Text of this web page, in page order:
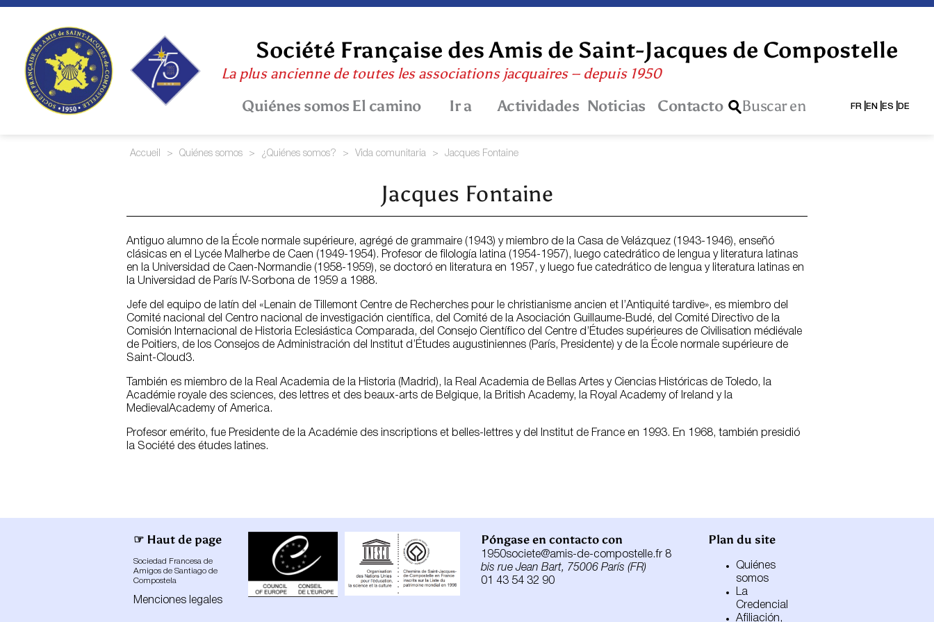
Skip
Société Française des Amis de Saint-Jacques de Compostelle
La plus ancienne de toutes les associations jacquaires – depuis 1950
Quiénes somos El camino Ir a Actividades Noticias Contacto Buscar en FR EN ES DE
Accueil > Quiénes somos > ¿Quiénes somos? > Vida comunitaria > Jacques Fontaine
Jacques Fontaine
Antiguo alumno de la École normale supérieure, agrégé de grammaire (1943) y miembro de la Casa de Velázquez (1943-1946), enseñó
clásicas en el Lycée Malherbe de Caen (1949-1954). Profesor de filología latina (1954-1957), luego catedrático de lengua y literatura latinas
en la Universidad de Caen-Normandie (1958-1959), se doctoró en literatura en 1957, y luego fue catedrático de lengua y literatura latinas en
la Universidad de París IV-Sorbona de 1959 a 1988.
Jefe del equipo de latín del «Lenain de Tillemont Centre de Recherches pour le christianisme ancien et l’Antiquité tardive», es miembro del
Comité nacional del Centro nacional de investigación científica, del Comité de la Asociación Guillaume-Budé, del Comité Directivo de la
Comisión Internacional de Historia Eclesiástica Comparada, del Consejo Científico del Centre d’Études supérieures de Civilisation médiévale
de Poitiers, de los Consejos de Administración del Institut d’Études augustiniennes (París, Presidente) y de la École normale supérieure de
Saint-Cloud3.
También es miembro de la Real Academia de la Historia (Madrid), la Real Academia de Bellas Artes y Ciencias Históricas de Toledo, la
Académie royale des sciences, des lettres et des beaux-arts de Belgique, la British Academy, la Royal Academy of Ireland y la
MedievalAcademy of America.
Profesor emérito, fue Presidente de la Académie des inscriptions et belles-lettres y del Institut de France en 1993. En 1968, también presidió
la Société des études latines.
☞ Haut de page
Sociedad Francesa de
Amigos de Santiago de
Compostela
Menciones legales
Póngase en contacto con
1950societe@amis-de-compostelle.fr 8
bis rue Jean Bart, 75006 París (FR)
01 43 54 32 90
Plan du site
Quiénes
somos
La
Credencial
Afiliación,